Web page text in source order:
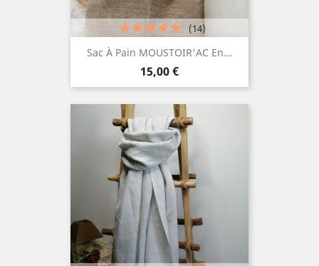
Sac À Pain MOUSTOIR'AC En...
Prix
15,00 €
(14)